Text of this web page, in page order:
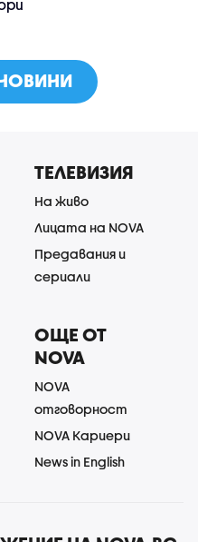
ТЕЛЕВИЗИЯ
На живо
Лицата на NOVA
Предавания и
сериали
ОЩЕ ОТ
NOVA
NOVA
отговорност
NOVA Кариери
News in English